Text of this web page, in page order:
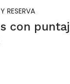
RESERVA
con